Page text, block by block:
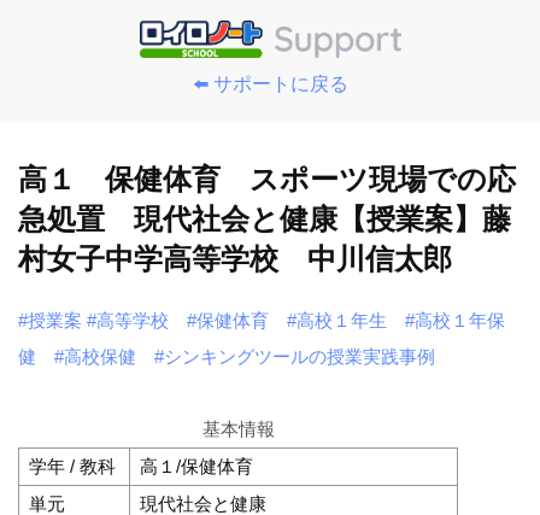
⬅️ サポートに戻る
高１ 保健体育 スポーツ現場での応
急処置 現代社会と健康【授業案】藤
村女子中学高等学校 中川信太郎
#授業案 #高等学校 #保健体育 #高校１年生
#高校１年保
健
#高校保健 #シンキングツールの授業実践事例
基本情報
学年 / 教科
高１/保健体育
単元
現代社会と健康